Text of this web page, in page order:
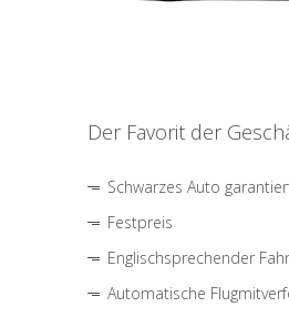
Der Favorit der
Schwarzes Auto
Festpreis
Englischsprechender
Automatische